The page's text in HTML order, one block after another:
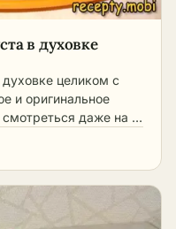
в духовке
духовке целиком с
и оригинальное
смотреться даже на …